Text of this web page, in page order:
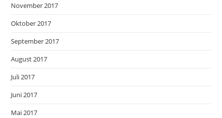
November 2017
Oktober 2017
September 2017
August 2017
Juli 2017
Juni 2017
Mai 2017